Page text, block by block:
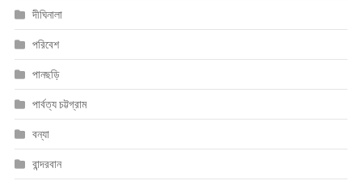
দীঘিনালা
পরিবেশ
পানছড়ি
পার্বত্য চট্টগ্রাম
বন্যা
বান্দরবান